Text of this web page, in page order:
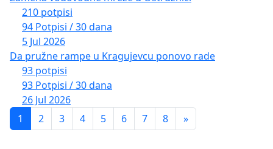
210 potpisi
94 Potpisi / 30 dana
5 Jul 2026
Da pružne rampe u Kragujevcu ponovo rade
93 potpisi
93 Potpisi / 30 dana
26 Jul 2026
1
2 3 4 5 6 7 8 »